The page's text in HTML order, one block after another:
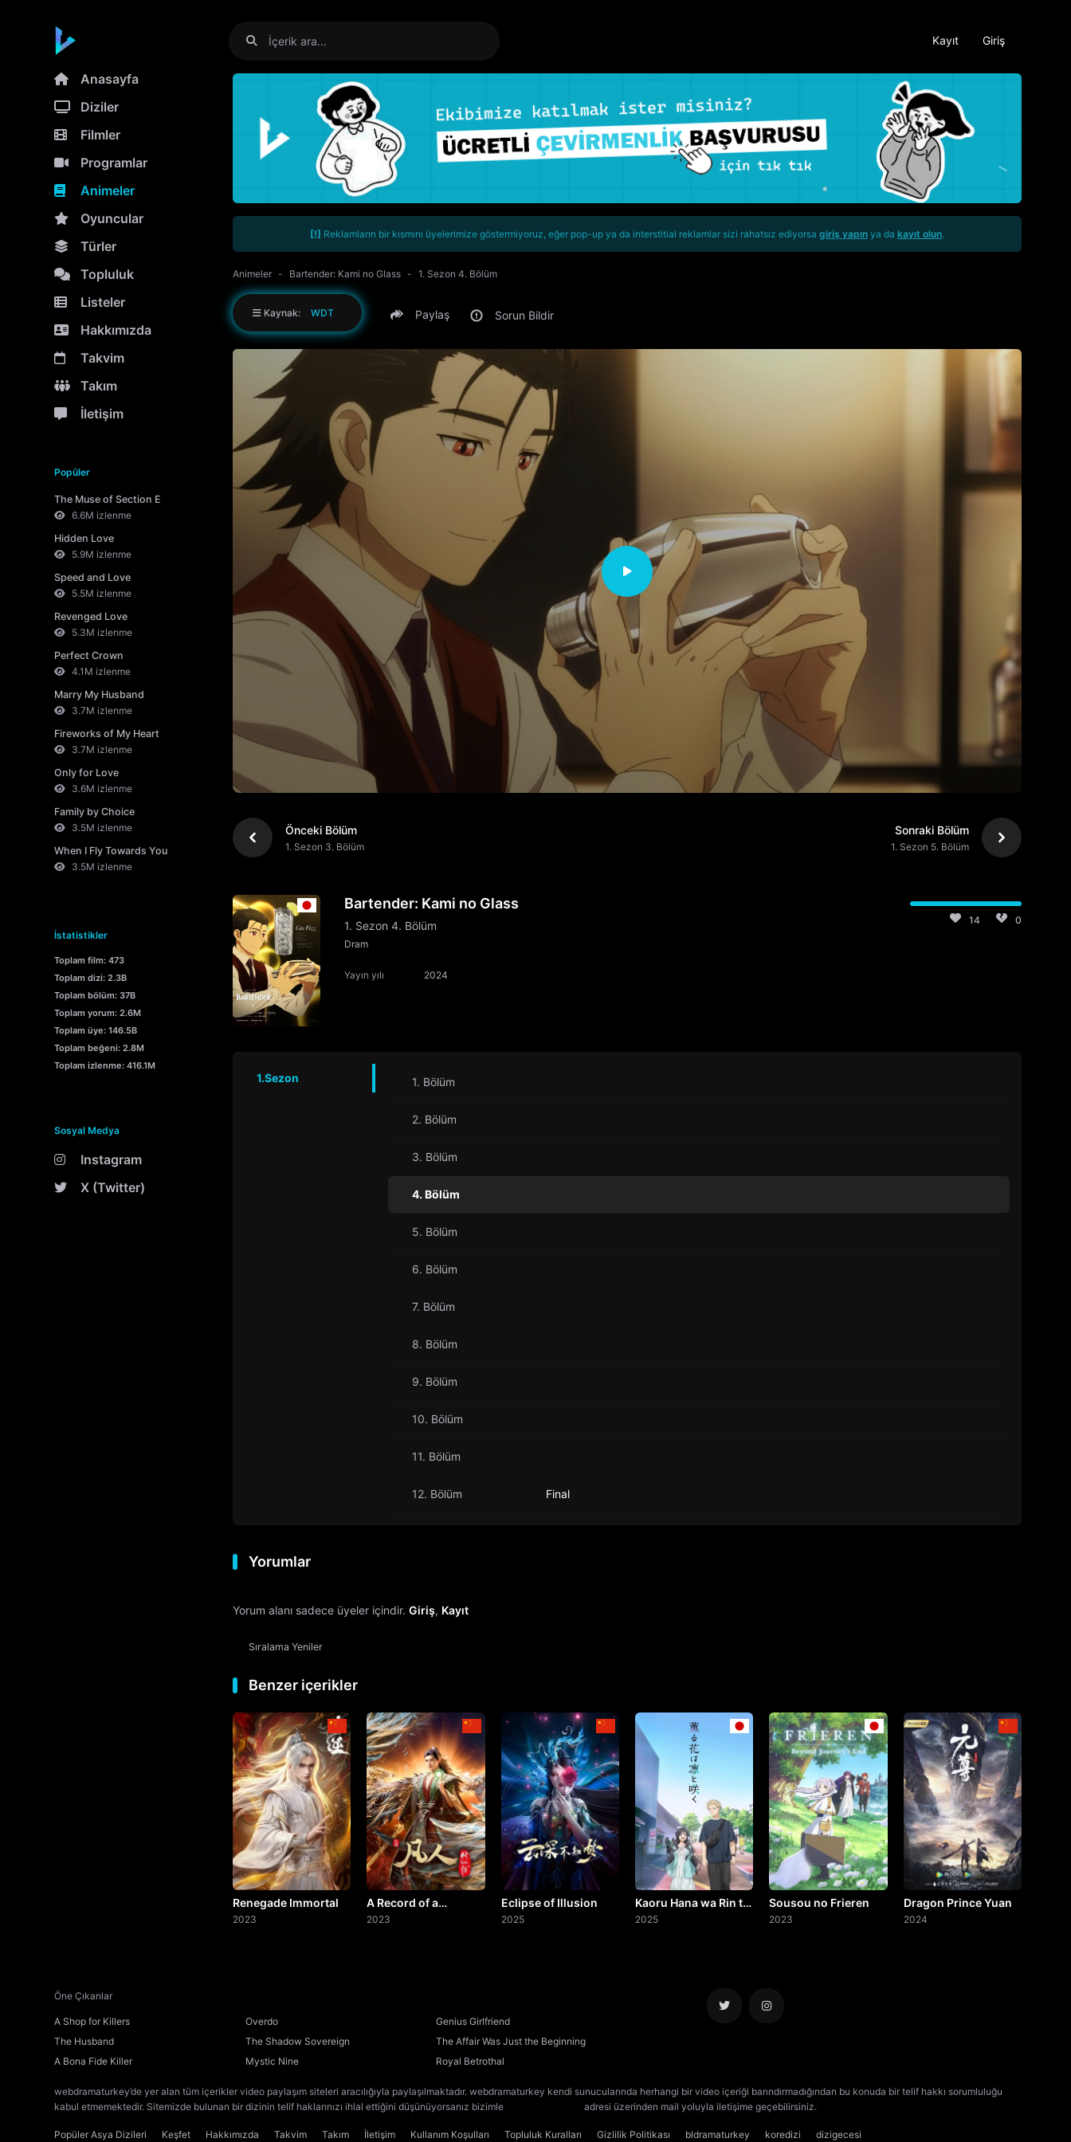
Kayıt Giriş
Anasayfa
Diziler
Filmler
Programlar
Animeler
Oyuncular
Türler
Topluluk
Listeler
Hakkımızda
Takvim
Takım
İletişim
Popüler
The Muse of Section E
6.6M izlenme
Hidden Love
5.9M izlenme
Speed and Love
5.5M izlenme
Revenged Love
5.3M izlenme
Perfect Crown
4.1M izlenme
Marry My Husband
3.7M izlenme
Fireworks of My Heart
3.7M izlenme
Only for Love
3.6M izlenme
Family by Choice
3.5M izlenme
When I Fly Towards You
3.5M izlenme
İstatistikler
Toplam film: 473
Toplam dizi: 2.3B
Toplam bölüm: 37B
Toplam yorum: 2.6M
Toplam üye: 146.5B
Toplam beğeni: 2.8M
Toplam izlenme: 416.1M
Sosyal Medya
Instagram
X (Twitter)
[!] Reklamların bir kısmını üyelerimize göstermiyoruz, eğer pop-up ya da interstitial reklamlar sizi rahatsız ediyorsa giriş yapın ya da kayıt olun.
Animeler Bartender: Kami no Glass 1. Sezon 4. Bölüm
Kaynak: WDT Paylaş Sorun Bildir
Önceki Bölüm
1. Sezon 3. Bölüm
Sonraki Bölüm
1. Sezon 5. Bölüm
Bartender: Kami no Glass
1. Sezon 4. Bölüm
Dram
Yayın yılı 2024
14 0
1.Sezon 1. Bölüm
2. Bölüm
3. Bölüm
4. Bölüm
5. Bölüm
6. Bölüm
7. Bölüm
8. Bölüm
9. Bölüm
10. Bölüm
11. Bölüm
12. Bölüm Final
Yorumlar
Yorum alanı sadece üyeler içindir. Giriş, Kayıt
Sıralama Yeniler
Benzer içerikler
Renegade Immortal
2023
A Record of a
Mortal's Journey to
2023
Eclipse of Illusion
2025
Kaoru Hana wa Rin to
Saku
2025
Sousou no Frieren
2023
Dragon Prince Yuan
2024
Öne Çıkanlar
A Shop for Killers Overdo
Genius Girlfriend
The Husband
The Shadow Sovereign
The Affair Was Just the Beginning
A Bona Fide Killer
Mystic Nine Royal Betrothal
webdramaturkey’de yer alan tüm içerikler video paylaşım siteleri aracılığıyla paylaşılmaktadır. webdramaturkey kendi sunucularında herhangi bir video içeriği barındırmadığından bu konuda bir telif hakkı sorumluluğu
kabul etmemektedir. Sitemizde bulunan bir dizinin telif haklarınızı ihlal ettiğini düşünüyorsanız bizimle
adresi üzerinden mail yoluyla iletişime geçebilirsiniz.
Popüler Asya Dizileri Keşfet Hakkımızda Takvim Takım İletişim Kullanım Koşulları Topluluk Kuralları Gizlilik Politikası bldramaturkey koredizi dizigecesi